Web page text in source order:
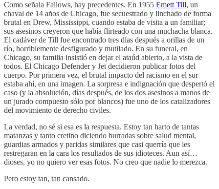
Como señala Fallows, hay precedentes. En 1955 Emett Till, un
chaval de 14 años de Chicago, fue secuestrado y linchado de forma
brutal en Drew, Mississippi, cuando estaba de visita a un familiar;
sus asesinos creyeron que había flirteado con una muchacha blanca.
El cadáver de Till fue encontrado tres días después a orillas de un
río, horriblemente desfigurado y mutilado. En su funeral, en
Chicago, su familia insistió en dejar el ataúd abierto, a la vista de
todos. El Chicago Defender y Jet decidieron publicar fotos del
cuerpo. Por primera vez, el brutal impacto del racismo en el sur
estaba ahí, en una imagen. La sorpresa e indignación que despertó el
caso (y la absolución, días después, de los dos asesinos a manos de
un jurado compuesto sólo por blancos) fue uno de los catalizadores
del movimiento de derecho civiles.
La verdad, no sé si esa es la respuesta. Estoy tan harto de tantas
matanzas y tanto cretino diciendo burradas sobre salud mental,
guardias armados y paridas similares que casi querría que les
restregaran en la cara los resultados de sus idioteces. Aun así…
dioses, yo no quiero ver esas fotos. No creo que nadie lo merezca.
Pero estoy tan, tan cansado.